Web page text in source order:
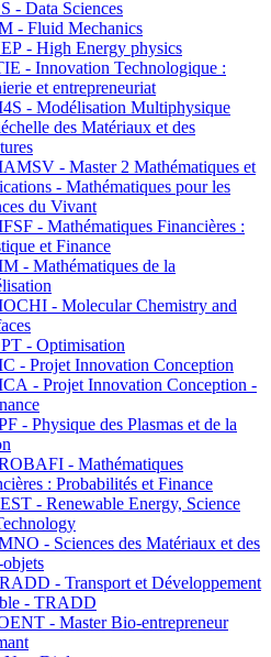
- Data Sciences
- Fluid Mechanics
- High Energy physics
- Innovation Technologique :
et entrepreneuriat
- Modélisation Multiphysique
des Matériaux et des
- Master 2 Mathématiques et
- Mathématiques pour les
du Vivant
- Mathématiques Financières :
et Finance
- Mathématiques de la
- Molecular Chemistry and
- Optimisation
- Projet Innovation Conception
- Projet Innovation Conception -
- Physique des Plasmas et de la
- Mathématiques
: Probabilités et Finance
- Renewable Energy, Science
- Sciences des Matériaux et des
- Transport et Développement
- TRADD
- Master Bio-entrepreneur